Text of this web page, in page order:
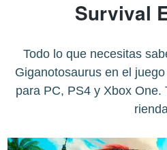
Survival
Todo lo que necesitas
Giganotosaurus en el
para PC, PS4 y Xbox One.